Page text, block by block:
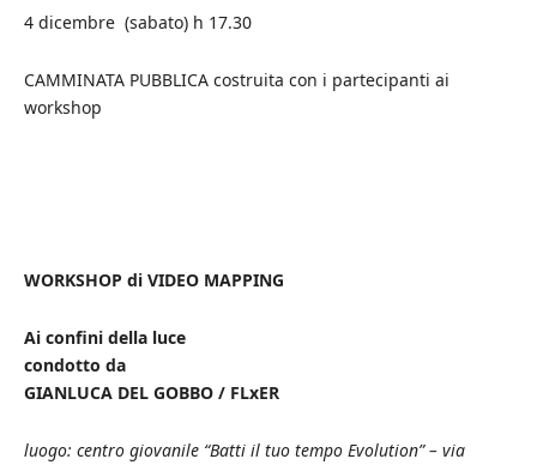
4 dicembre (sabato) h 17.30
CAMMINATA PUBBLICA costruita con i partecipanti ai
workshop
WORKSHOP di VIDEO MAPPING
Ai confini della luce
condotto da
GIANLUCA DEL GOBBO / FLxER
luogo: centro giovanile “Batti il tuo tempo Evolution” – via